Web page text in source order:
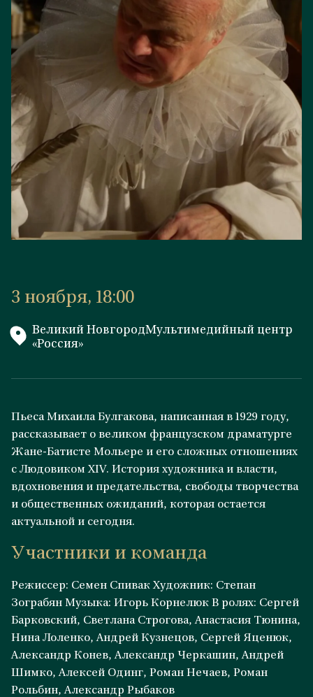
3 ноября, 18:00
Великий НовгородМультимедийный центр
«Россия»
Пьеса Михаила Булгакова, написанная в 1929 году,
рассказывает о великом французском драматурге
Жане-Батисте Мольере и его сложных отношениях
с Людовиком XIV. История художника и власти,
вдохновения и предательства, свободы творчества
и общественных ожиданий, которая остается
актуальной и сегодня.
Участники и команда
Режиссер: Семен Спивак Художник: Степан
Зограбян Музыка: Игорь Корнелюк В ролях: Сергей
Барковский, Светлана Строгова, Анастасия Тюнина,
Нина Лоленко, Андрей Кузнецов, Сергей Яценюк,
Александр Конев, Александр Черкашин, Андрей
Шимко, Алексей Одинг, Роман Нечаев, Роман
Рольбин, Александр Рыбаков